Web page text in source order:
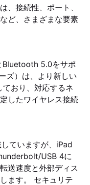
、接続性、ポート、
ど、さまざまな要素
Bluetooth 5.0をサポ
ズ）は、より新しい
おり、対応するネ
したワイヤレス接続
ていますが、iPad
USB 4に
送速度と外部ディス
ます。 セキュリテ